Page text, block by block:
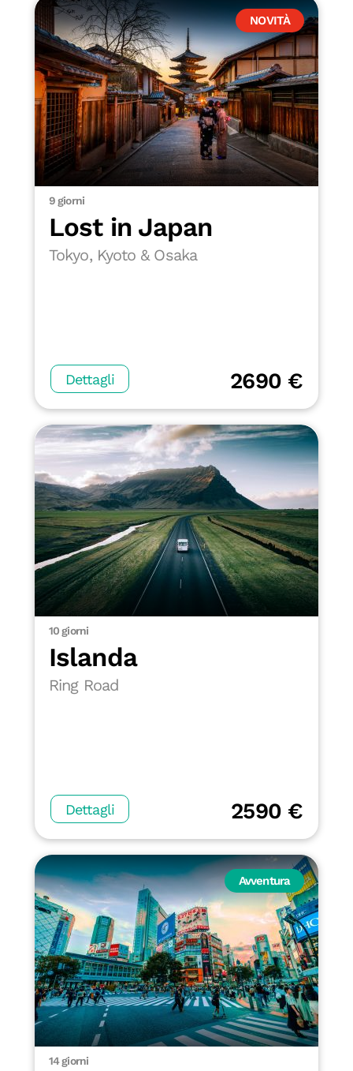
NOVITÀ
9 giorni
Lost in Japan
Tokyo, Kyoto & Osaka
Dettagli 2690 €
10 giorni
Islanda
Ring Road
Dettagli 2590 €
Avventura
14 giorni